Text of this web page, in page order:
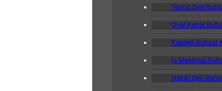
Termo Deri
Oval Kenar
Kapaklı Ruhsat
İş Makinası
Hakiki Deri